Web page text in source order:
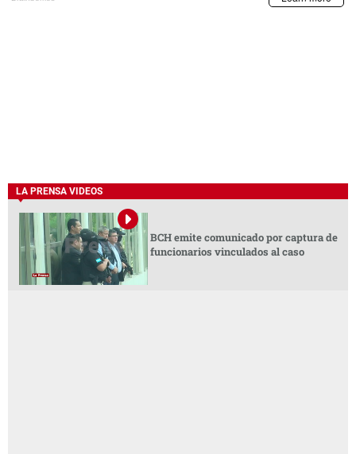
LA PRENSA VIDEOS
BCH emite comunicado por captura de
funcionarios vinculados al caso